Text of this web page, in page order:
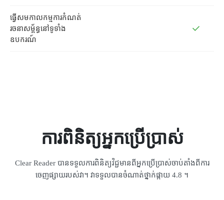
ធ្វើសមកាលកម្មការកំណត់
រចនាសម្ព័ន្ធនៅទូទាំង
ឧបករណ៍
ការពិនិត្យអ្នកប្រើប្រាស់
Clear Reader បានទទួលការពិនិត្យវិជ្ជមានពីអ្នកប្រើប្រាស់ចាប់តាំងពីការ
ចេញផ្សាយរបស់វា។ វាទទួលបានចំណាត់ថ្នាក់ផ្កាយ 4.8 ។